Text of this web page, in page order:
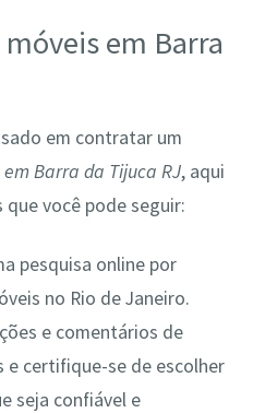
em Barra
em contratar um
Barra da Tijuca RJ, aqui
você pode seguir:
pesquisa online por
no Rio de Janeiro.
e comentários de
e certifique-se de escolher
seja confiável e